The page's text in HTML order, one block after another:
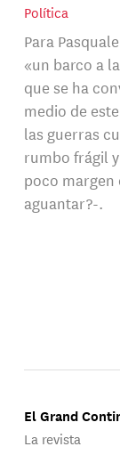
Política
Para
«un barco a
que se ha
medio de
las guerras
rumbo frágil
poco
aguantar?-.
El Grand
La revista